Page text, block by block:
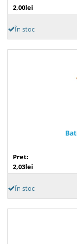
2,00lei
În stoc
Pret:
2,03lei
În stoc